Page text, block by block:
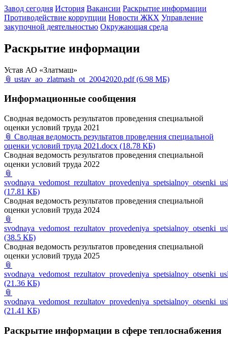
Завод сегодня История Вакансии Раскрытие информации
Противодействие коррупции Новости ЖКХ Управление
закупочной деятельностью Окружающая среда
Раскрытие информации
Устав АО «Златмаш»
📎 ustav_ao_zlatmash_ot_20042020.pdf (6.98 МБ)
Информационные сообщения
Сводная ведомость результатов проведения специальной
оценки условий труда 2021
📎 Сводная ведомость результатов проведения специальной
оценки условий труда 2021.docx (18.78 КБ)
Сводная ведомость результатов проведения специальной
оценки условий труда 2022
📎
(17.81 КБ)
Сводная ведомость результатов проведения специальной
оценки условий труда 2024
📎
(38.5 КБ)
Сводная ведомость результатов проведения специальной
оценки условий труда 2025
📎
(21.36 КБ)
📎
(21.41 КБ)
Раскрытие информации в сфере теплоснабжения